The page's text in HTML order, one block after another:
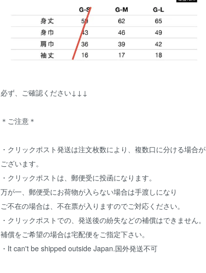
必ず、ご確認ください↓↓↓
＊ご注意＊
・クリックポスト発送は注文枚数により、複数口に分ける場合が
ございます。
・クリックポストは、郵便受に投函になります。
万が一、郵便受にお荷物が入らない場合は手渡しになり
ご不在の場合は、不在票が入りますのでご対応ください。
・クリックポストでの、発送後の紛失などの補償はできません。
補償をご希望の場合は宅配便をご指定下さい。
・It can't be shipped outside Japan.国外発送不可